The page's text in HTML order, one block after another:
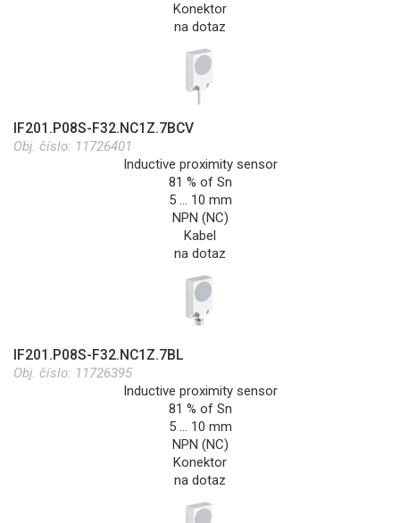
Konektor
na dotaz
IF201.P08S-F32.NC1Z.7BCV
Obj. číslo: 11726401
Inductive proximity sensor
81 % of Sn
5 … 10 mm
NPN (NC)
Kabel
na dotaz
IF201.P08S-F32.NC1Z.7BL
Obj. číslo: 11726395
Inductive proximity sensor
81 % of Sn
5 … 10 mm
NPN (NC)
Konektor
na dotaz